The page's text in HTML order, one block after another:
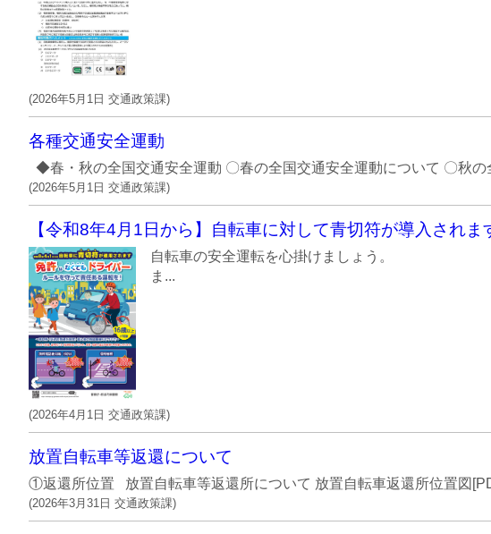
(2026年5月1日 交通政策課)
各種交通安全運動
◆春・秋の全国交通安全運動 〇春の全国交通安全運動について 〇秋
(2026年5月1日 交通政策課)
【令和8年4月1日から】自転車に対して青切符が導入されま
自転車の安全運転を心掛けましょう。
ま...
(2026年4月1日 交通政策課)
放置自転車等返還について
①返還所位置 放置自転車等返還所について 放置自転車返還所位置図
(2026年3月31日 交通政策課)